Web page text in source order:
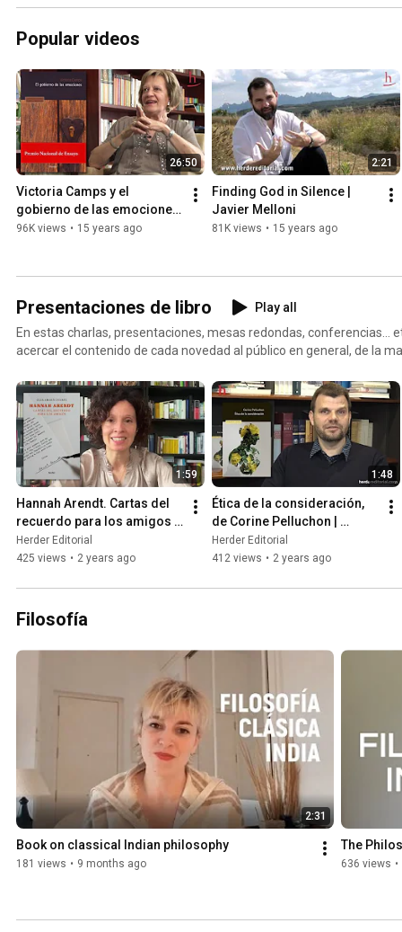
Popular videos
26:50
Victoria Camps y el
gobierno de las emociones
| Entrevista por Manuel Cruz
96K views • 15 years ago
2:21
Finding God in Silence |
Javier Melloni
81K views • 15 years ago
Presentaciones de libro
Play all
En estas charlas, presentaciones, mesas redondas, conferencias...
acercar el contenido de cada novedad al público en general, de la
1:59
Hannah Arendt. Cartas del
recuerdo para los amigos |
Olga Amarís Duarte
Herder Editorial
425 views • 2 years ago
1:48
Ética de la consideración,
de Corine Pelluchon |
Herder Editorial
Herder Editorial
412 views • 2 years ago
Filosofía
2:31
Book on classical Indian philosophy
181 views • 9 months ago
The
636 views •